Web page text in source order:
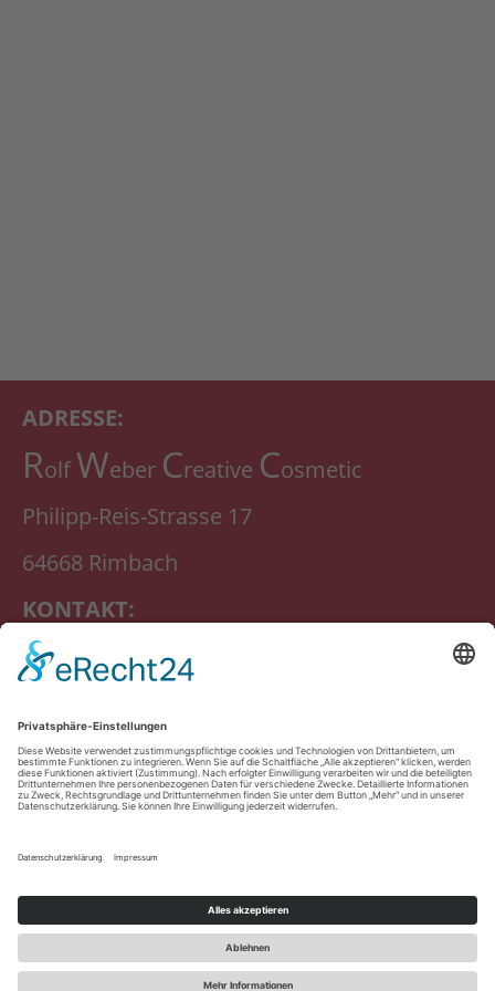
ADRESSE:
RolfWeber Creative Cosmetic
Philipp-Reis-Strasse 17
64668 Rimbach
KONTAKT:
Telefon: 06253-9789868
INFOS:
Datenschutz